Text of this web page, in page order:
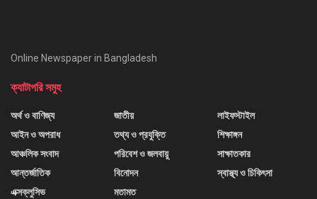
Online Newspaper in Bangladesh
ক্যাটাগরি সমুহ
অর্থ ও বাণিজ্য
আইন ও অপরাধ
আঞ্চলিক সংবাদ
আন্তর্জাতিক
এক্সক্লুসিভ
জাতীয়
তথ্য ও প্রযুক্তি
পরিবেশ ও জলবায়ু
বিনোদন
মতামত
লাইফস্টাইল
শিক্ষাঙ্গন
সাক্ষাতকার
স্বাস্থ্য ও চিকিৎসা